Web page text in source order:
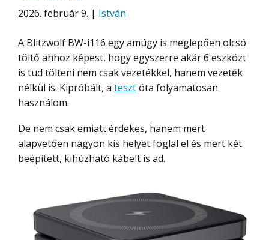
2026. február 9. | István
A Blitzwolf BW-i116 egy amúgy is meglepően olcsó
töltő ahhoz képest, hogy egyszerre akár 6 eszközt
is tud tölteni nem csak vezetékkel, hanem vezeték
nélkül is. Kipróbált, a tesztóta folyamatosan
használom.
De nem csak emiatt érdekes, hanem mert
alapvetően nagyon kis helyet foglal el és mert két
beépített, kihúzható kábelt is ad.